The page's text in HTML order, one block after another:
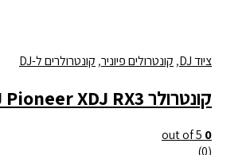
ציוד DJ ,קונטרולים פיוניר,קונטרולרים ל-DJ
קונטרולר DJ Pioneer XDJ RX3
0
out of 5